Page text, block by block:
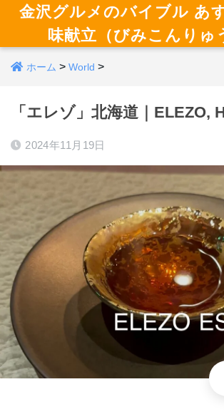
金沢グルメのバイブル あ
味献立（びみこんりゅ
ホーム > World >
「エレゾ」北海道｜ELEZO,
2024年11月19日